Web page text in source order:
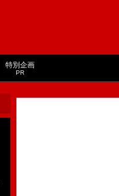
特別企画
PR